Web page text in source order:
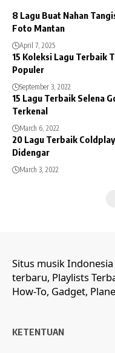
8 Lagu Buat Nahan
Foto Mantan
April 7, 2025
15 Koleksi Lagu Terbaik
Populer
September 3, 2022
15 Lagu Terbaik Selena
Terkenal
March 6, 2022
20 Lagu Terbaik
Didengar
March 3, 2022
Situs musik
terbaru, Playlists
How-To, Gadget,
KETENTUAN